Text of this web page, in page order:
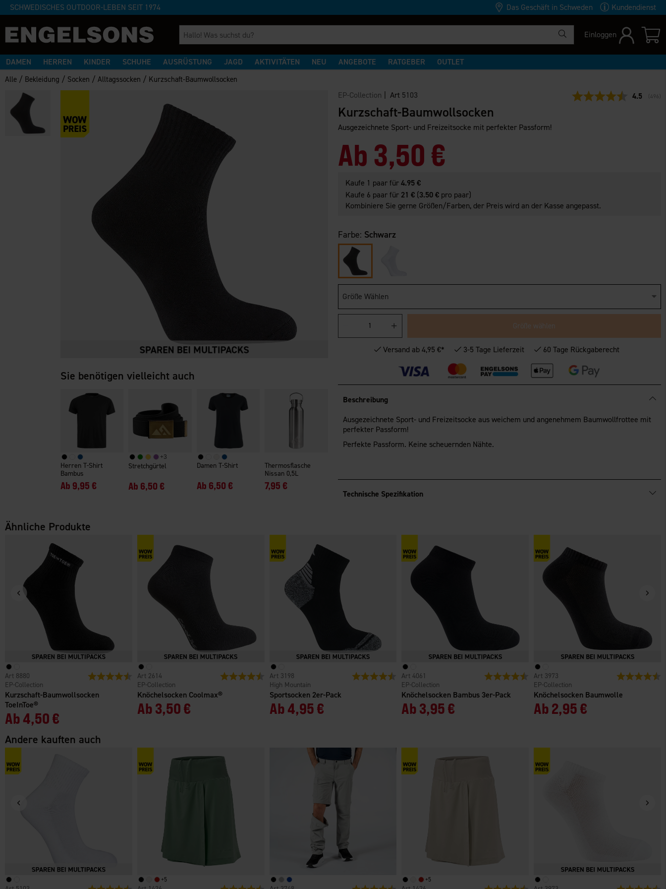
SCHWEDISCHES OUTDOOR-LEBEN SEIT 1974 Das Geschäft in Schweden Kundendienst
Einloggen
DAMEN HERREN KINDER SCHUHE AUSRÜSTUNG JAGD AKTIVITÄTEN NEU ANGEBOTE RATGEBER OUTLET
Alle / Bekleidung / Socken /Alltagssocken / Kurzschaft-Baumwollsocken
Sie benötigen vielleicht auch
Herren T-Shirt
Bambus
Ab 9,95 €
+3
Stretchgürtel
Ab 6,50 €
Damen T-Shirt
Ab 6,50 €
Thermosflasche
Nissan 0,5L
7,95 €
EP-Collection | Art 5103 4.5 (496
Kurzschaft-Baumwollsocken
Ausgezeichnete Sport- und Freizeitsocke mit perfekter Passform!
Ab 3,50 €
Kaufe 1 paar für4.95 €
Kaufe 6 paar für 21 € (3.50 € pro paar)
Kombiniere Sie gerne Größen/Farben, der Preis wird an der Kasse angepasst.
Farbe: Schwarz
Größe Wählen
Größe wählen
Versand ab 4,95 €* 3-5 Tage Lieferzeit 60 Tage Rückgaberecht
Beschreibung
Ausgezeichnete Sport- und Freizeitsocke aus weichem und angenehmem Baumwollfrottee mit
perfekter Passform!
Perfekte Passform. Keine scheuernden Nähte.
Technische Spezifikation
Ähnliche Produkte
Kurzschaft-Baumwollsocken
ToeInToe®
EP-Collection
8880
Ab4,50 €
Bewertung: 4.5 von 5 Sternen
Knöchelsocken Coolmax®
EP-Collection
2614
Ab3,50 €
Bewertung: 4.5 von 5 Sternen
Sportsocken 2er-Pack
High Mountain
3198
Ab4,95 €
Bewertung: 4.2 von 5 Sternen
Knöchelsocken Bambus 3er-Pack
EP-Collection
4061
Ab3,95 €
Bewertung: 4.4 von 5 Sternen
Knöchelsocken Baumwolle
EP-Collection
3973
Ab2,95 €
Bewertung:
Andere kauften auch
Bewertung: 4.5 von 5 Sternen
+5
Bewertung: 4.7 von 5 Sternen Bewertung: 4.5 von 5 Sternen
+5
Bewertung: 4.7 von 5 Sternen Bewertung: